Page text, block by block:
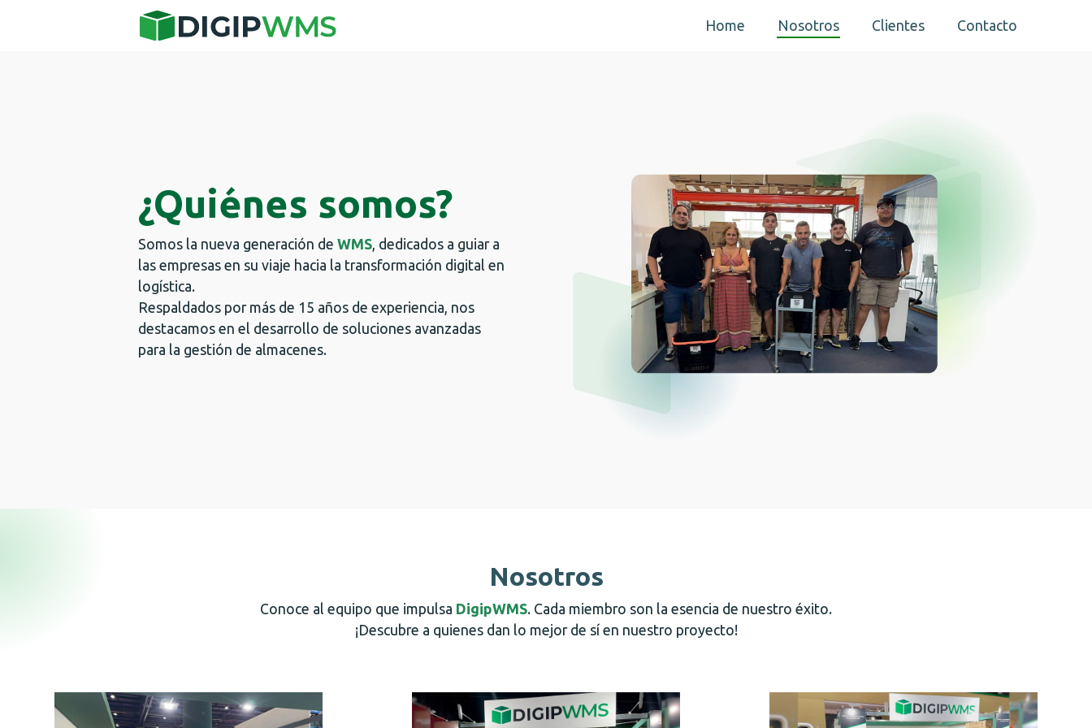
Home Nosotros Clientes Contacto
¿Quiénes somos?
Somos la nueva generación de WMS, dedicados a guiar a
las empresas en su viaje hacia la transformación digital en
logística.
Respaldados por más de 15 años de experiencia, nos
destacamos en el desarrollo de soluciones avanzadas
para la gestión de almacenes.
Nosotros
Conoce al equipo que impulsa DigipWMS. Cada miembro son la esencia de nuestro éxito.
¡Descubre a quienes dan lo mejor de sí en nuestro proyecto!